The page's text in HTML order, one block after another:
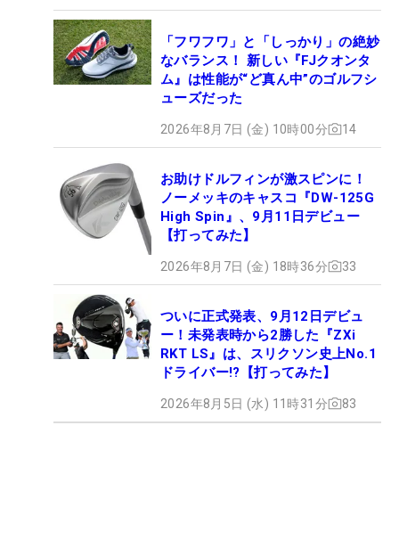
「フワフワ」と「しっかり」の絶妙
なバランス！ 新しい『FJクオンタ
ム』は性能が“ど真ん中”のゴルフシ
ューズだった
2026年8月7日 (金) 10時00分 14
お助けドルフィンが激スピンに！
ノーメッキのキャスコ『DW-125G
High Spin』、9月11日デビュー
【打ってみた】
2026年8月7日 (金) 18時36分 33
ついに正式発表、9月12日デビュ
ー！未発表時から2勝した『ZXi
RKT LS』は、スリクソン史上No.1
ドライバー!?【打ってみた】
2026年8月5日 (水) 11時31分 83